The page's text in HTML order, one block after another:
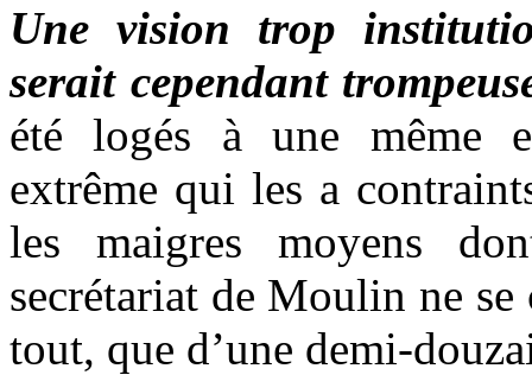
Une vision trop
serait cependant
été logés à une même
extrême qui les a
les maigres moyens
secrétariat de Moulin ne
tout, que d’une demi-